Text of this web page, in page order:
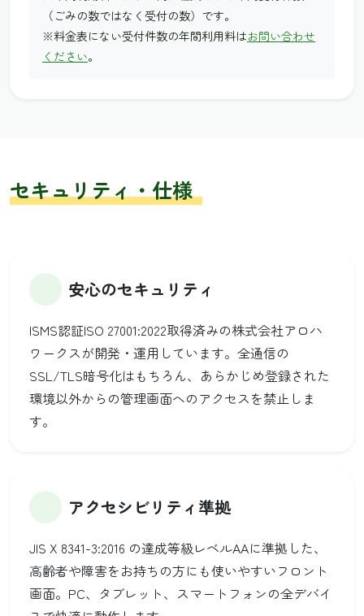
（ごみの数ではなく受付の数）です。
※料金表にない受付件数の年間利用料はお問い合わせ
ください。
セキュリティ・仕様
安心のセキュリティ
ISMS認証ISO 27001:2022取得済みの株式会社アロハ
ワークスが開発・運用しています。全通信の
SSL/TLS暗号化はもちろん、あらかじめ登録された
環境以外からの管理画面へのアクセスを禁止しま
す。
アクセシビリティ準拠
JIS X 8341-3:2016 の達成等級レベルAAに準拠した、
高齢者や障害をお持ちの方にも使いやすいフロント
画面。PC、タブレット、スマートフォンの全デバイ